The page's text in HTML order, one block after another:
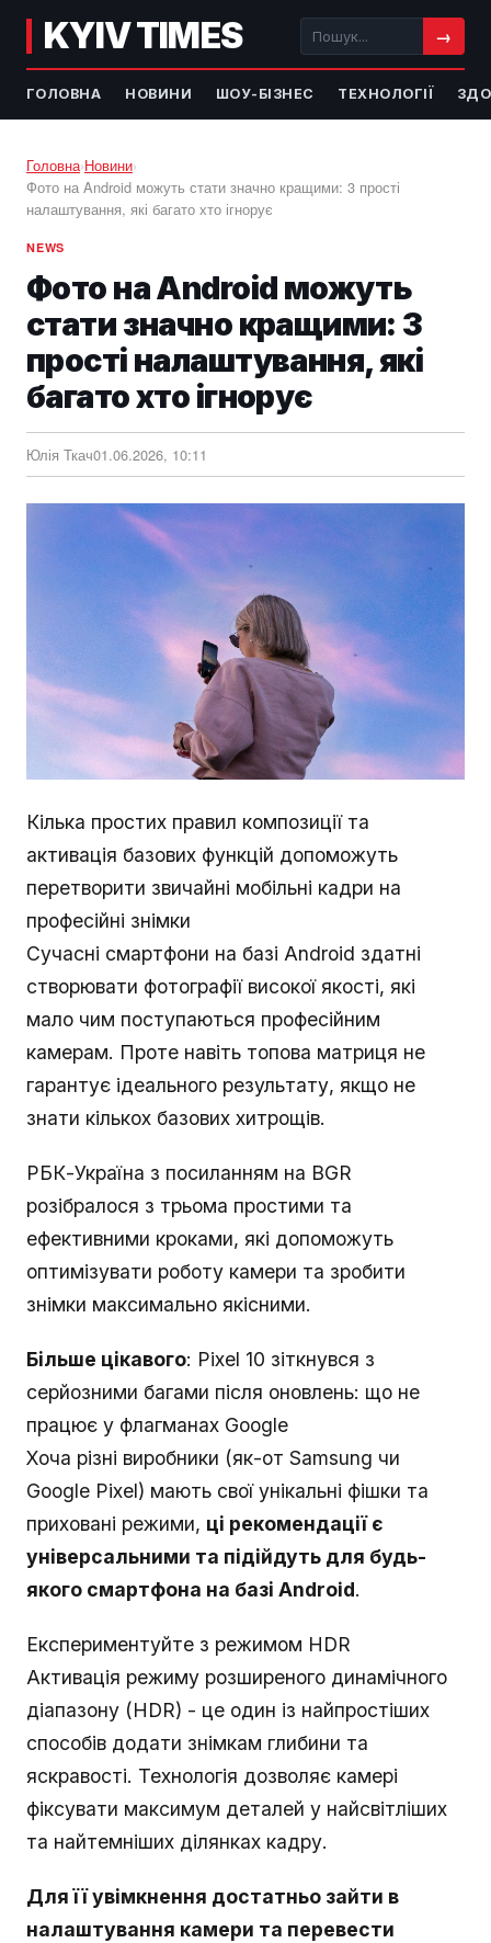
KYIV TIMES →
ГОЛОВНА НОВИНИ ШОУ-БІЗНЕС ТЕХНОЛОГІЇ
Головна›Новини›
Фото на Android можуть стати значно кращими: 3 прості
налаштування, які багато хто ігнорує
NEWS
Фото на Android можуть
стати значно кращими: 3
прості налаштування, які
багато хто ігнорує
Юлія Ткач01.06.2026, 10:11
Кілька простих правил композиції та
активація базових функцій допоможуть
перетворити звичайні мобільні кадри на
професійні знімки
Сучасні смартфони на базі Android здатні
створювати фотографії високої якості, які
мало чим поступаються професійним
камерам. Проте навіть топова матриця не
гарантує ідеального результату, якщо не
знати кількох базових хитрощів.
РБК-Україна з посиланням на BGR
розібралося з трьома простими та
ефективними кроками, які допоможуть
оптимізувати роботу камери та зробити
знімки максимально якісними.
Більше цікавого: Pixel 10 зіткнувся з
серйозними багами після оновлень: що не
працює у флагманах Google
Хоча різні виробники (як-от Samsung чи
Google Pixel) мають свої унікальні фішки та
приховані режими, ці рекомендації є
універсальними та підійдуть для будь-
якого смартфона на базі Android.
Експериментуйте з режимом HDR
Активація режиму розширеного динамічного
діапазону (HDR) - це один із найпростіших
способів додати знімкам глибини та
яскравості. Технологія дозволяє камері
фіксувати максимум деталей у найсвітліших
та найтемніших ділянках кадру.
Для її увімкнення достатньо зайти в
налаштування камери та перевести